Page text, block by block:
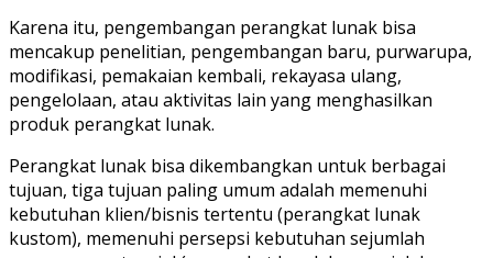
Karena itu, pengembangan perangkat lunak bisa
mencakup penelitian, pengembangan baru, purwarupa,
modifikasi, pemakaian kembali, rekayasa ulang,
pengelolaan, atau aktivitas lain yang menghasilkan
produk perangkat lunak.
Perangkat lunak bisa dikembangkan untuk berbagai
tujuan, tiga tujuan paling umum adalah memenuhi
kebutuhan klien/bisnis tertentu (perangkat lunak
kustom), memenuhi persepsi kebutuhan sejumlah